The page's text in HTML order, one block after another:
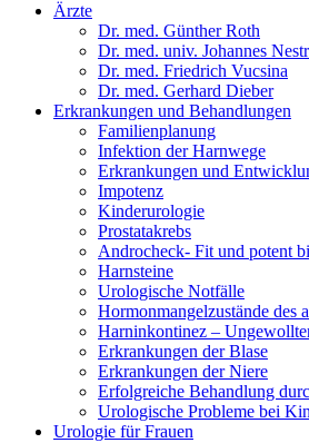
Ärzte
Dr. med. Günther Roth
Dr. med. univ. Johannes
Dr. med. Friedrich Vucsina
Dr. med. Gerhard Dieber
Erkrankungen und Behandlungen
Familienplanung
Infektion der Harnwege
Erkrankungen und
Impotenz
Kinderurologie
Prostatakrebs
Androcheck- Fit und potent
Harnsteine
Urologische Notfälle
Hormonmangel­zustände des
Harninkontinez –
Erkrankungen der Blase
Erkrankungen der Niere
Erfolgreiche Behandlung
Urologische Probleme bei
Urologie für Frauen